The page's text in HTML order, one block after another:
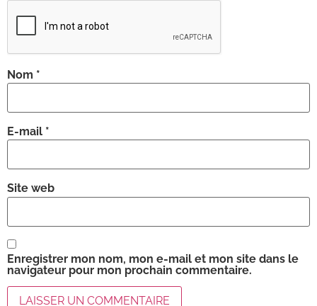
Nom *
E-mail *
Site web
Enregistrer mon nom, mon e-mail et mon site dans le
navigateur pour mon prochain commentaire.